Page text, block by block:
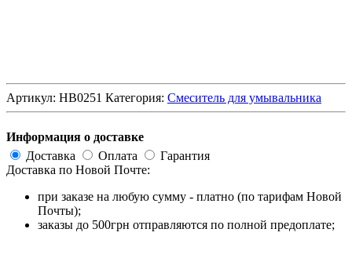
Артикул: HB0251 Категория: Смеситель для умывальника
Информация о доставке
Доставка
Оплата
Гарантия
Доставка по Новой Почте:
при заказе на любую сумму - платно (по тарифам Новой
Почты);
заказы до 500грн отправляются по полной предоплате;